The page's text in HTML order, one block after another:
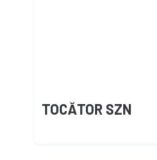
TOCĂTOR SZN